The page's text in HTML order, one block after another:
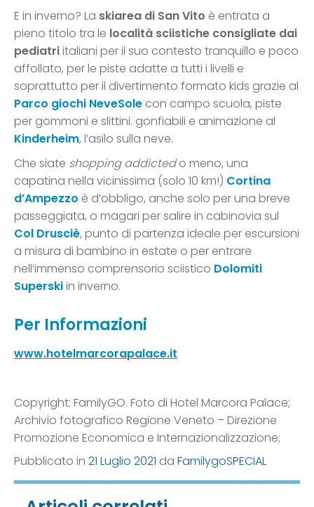
E in inverno? La skiarea di San Vito è entrata a
pieno titolo tra le località sciistiche consigliate dai
pediatriitaliani per il suo contesto tranquillo e poco
affollato, per le piste adatte a tutti i livelli e
soprattutto per il divertimento formato kids grazie al
Parco giochi NeveSole con campo scuola, piste
per gommoni e slittini. gonfiabili e animazione al
Kinderheim, l’asilo sulla neve.
Che siate shopping addictedo meno, una
capatina nella vicinissima (solo 10 km!) Cortina
d’Ampezzo è d’obbligo, anche solo per una breve
passeggiata, o magari per salire in cabinovia sul
Col Drusciè, punto di partenza ideale per escursioni
a misura di bambino in estate o per entrare
nell’immenso comprensorio sciistico Dolomiti
Superskiin inverno.
Per Informazioni
www.hotelmarcorapalace.it
Copyright: FamilyGO. Foto di Hotel Marcora Palace;
Archivio fotografico Regione Veneto – Direzione
Promozione Economica e Internazionalizzazione;
Pubblicato in 21 Luglio 2021 da FamilygoSPECIAL